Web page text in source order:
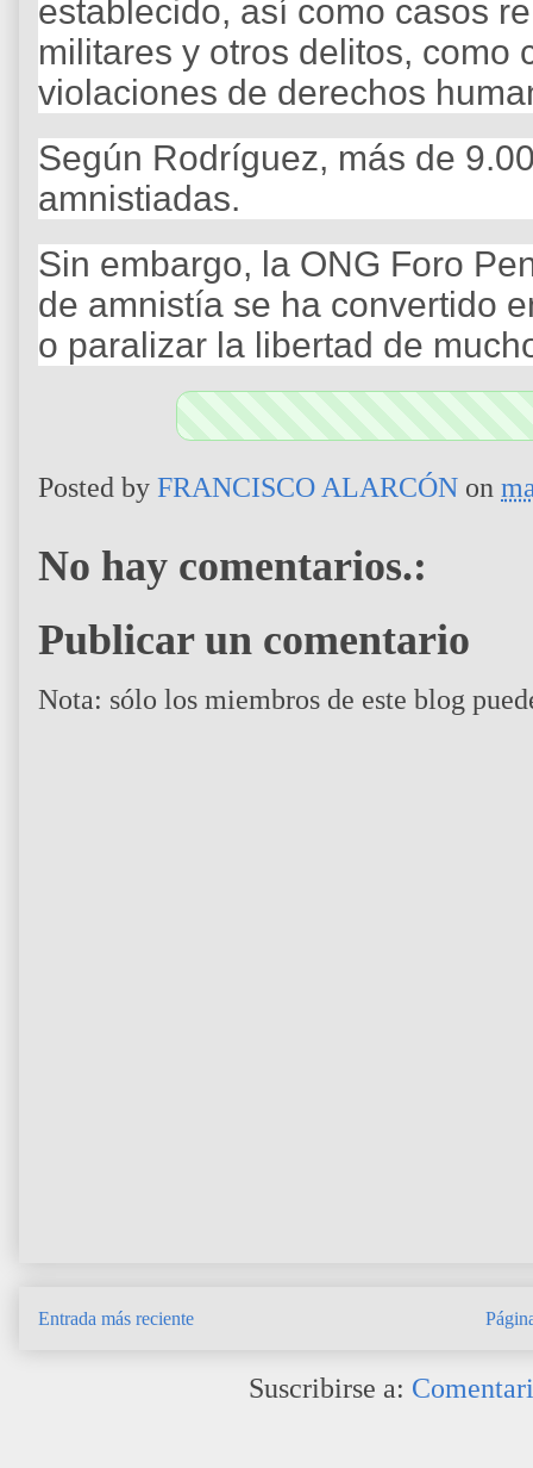
establecido, así como casos
militares y otros delitos, como
violaciones de derechos
Según Rodríguez, más de
amnistiadas.
Sin embargo, la ONG Foro
de amnistía se ha convertido
o paralizar la libertad de
Posted by FRANCISCO ALARCÓN on
No hay comentarios.:
Publicar un comentario
Nota: sólo los miembros de este blog
Entrada más reciente
Suscribirse a: